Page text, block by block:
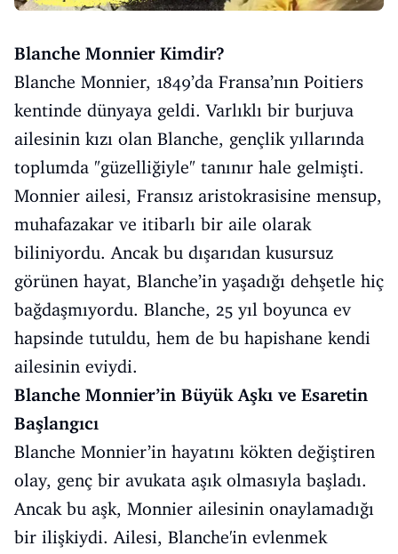
Blanche Monnier Kimdir?
Blanche Monnier, 1849’da Fransa’nın Poitiers
kentinde dünyaya geldi. Varlıklı bir burjuva
ailesinin kızı olan Blanche, gençlik yıllarında
toplumda "güzelliğiyle" tanınır hale gelmişti.
Monnier ailesi, Fransız aristokrasisine mensup,
muhafazakar ve itibarlı bir aile olarak
biliniyordu. Ancak bu dışarıdan kusursuz
görünen hayat, Blanche’in yaşadığı dehşetle hiç
bağdaşmıyordu. Blanche, 25 yıl boyunca ev
hapsinde tutuldu, hem de bu hapishane kendi
ailesinin eviydi.
Blanche Monnier’in Büyük Aşkı ve Esaretin
Başlangıcı
Blanche Monnier’in hayatını kökten değiştiren
olay, genç bir avukata aşık olmasıyla başladı.
Ancak bu aşk, Monnier ailesinin onaylamadığı
bir ilişkiydi. Ailesi, Blanche'in evlenmek